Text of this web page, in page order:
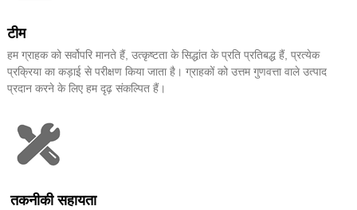
टीम
हम ग्राहक को सर्वोपरि मानते हैं, उत्कृष्टता के सिद्धांत के प्रति प्रतिबद्ध हैं, प्रत्येक
प्रक्रिया का कड़ाई से परीक्षण किया जाता है। ग्राहकों को उत्तम गुणवत्ता वाले उत्पाद
प्रदान करने के लिए हम दृढ़ संकल्पित हैं।
तकनीकी सहायता